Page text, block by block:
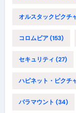
オルスタックピクチ
コロムビア(153)
セキュリティ (27)
ハピネット・ピクチ
パラマウント (34)